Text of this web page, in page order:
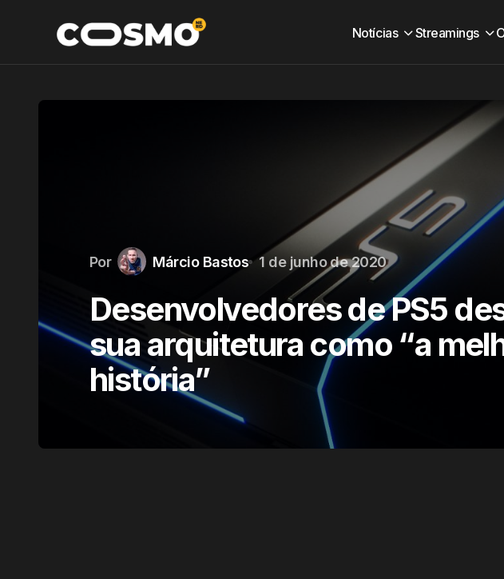
Notícias Streamings
Por Márcio Bastos 1 de junho de 2020
Desenvolvedores de PS5
sua arquitetura como “a
história”